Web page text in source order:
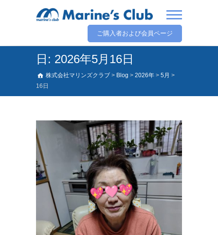
ご購入者および会員ページ
日: 2026年5月16日
株式会社マリンズクラブ > Blog > 2026年 > 5月 >
16日